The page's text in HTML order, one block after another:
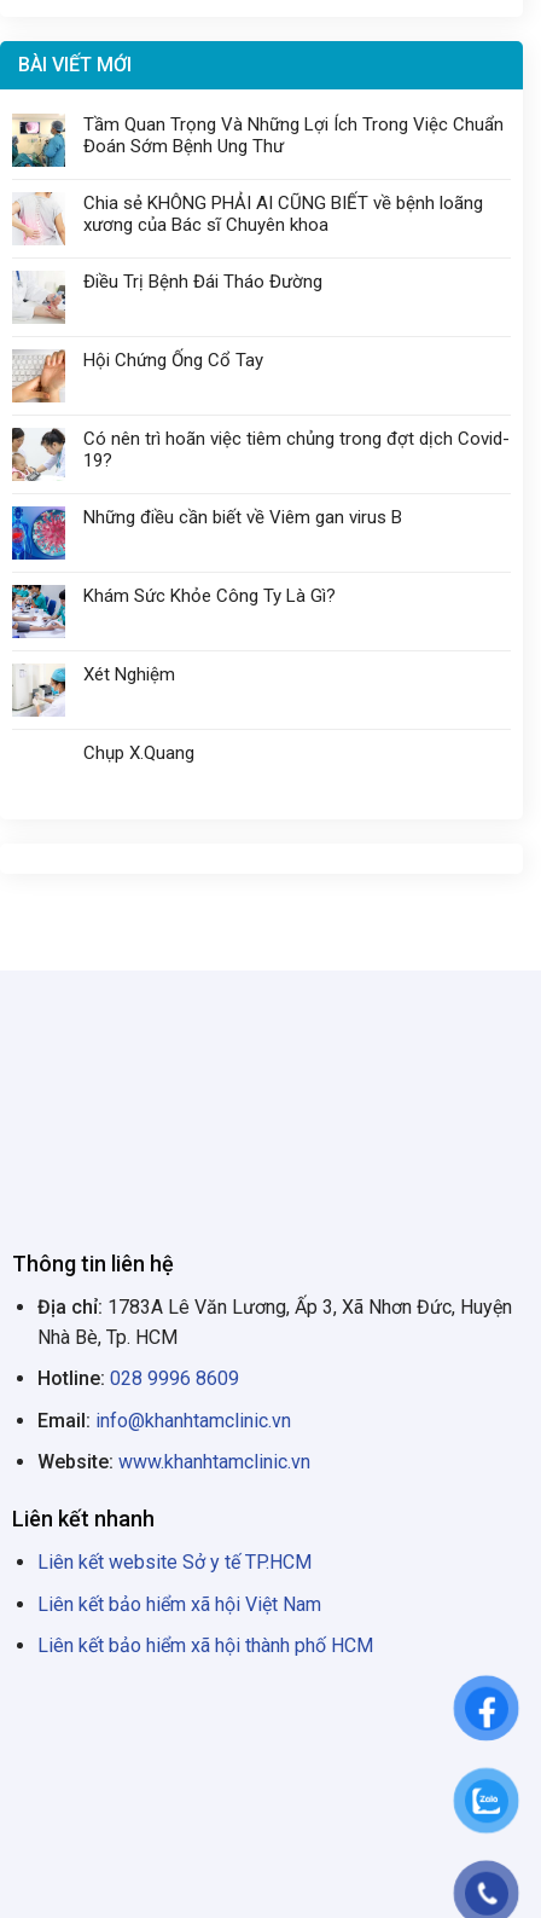
BÀI VIẾT MỚI
Tầm Quan Trọng Và Những Lợi Ích Trong Việc Chuẩn
Đoán Sớm Bệnh Ung Thư
Chia sẻ KHÔNG PHẢI AI CŨNG BIẾT về bệnh loãng
xương của Bác sĩ Chuyên khoa
Điều Trị Bệnh Đái Tháo Đường
Hội Chứng Ống Cổ Tay
Có nên trì hoãn việc tiêm chủng trong đợt dịch Covid-
19?
Những điều cần biết về Viêm gan virus B
Khám Sức Khỏe Công Ty Là Gì?
Xét Nghiệm
Chụp X.Quang
Thông tin liên hệ
Địa chỉ: 1783A Lê Văn Lương, Ấp 3, Xã Nhơn Đức, Huyện
Nhà Bè, Tp. HCM
Hotline: 028 9996 8609
Email: info@khanhtamclinic.vn
Website: www.khanhtamclinic.vn
Liên kết nhanh
Liên kết website Sở y tế TP.HCM
Liên kết bảo hiểm xã hội Việt Nam
Liên kết bảo hiểm xã hội thành phố HCM